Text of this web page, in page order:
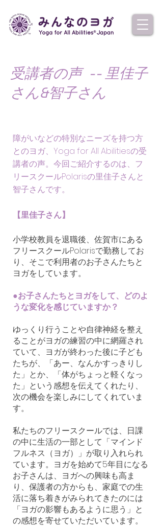
受講者の声 -- 里佳子
さん&智子さん
障がいなどの特別なニーズを持つ方
とのヨガ、Yoga for All Abilitiesの受
講者の声。今回ご紹介するのは、フ
リースクールPolarisの里佳子さんと
智子さんです。
【里佳子さん】
小学校教員を退職後、佐賀市にある
フリースクールPolarisで勤務してお
り、そこで利用者のお子さんたちと
ヨガをしています。
●お子さんたちとヨガをして、どのよ
うな変化を感じていますか？
ゆっくり行うことや自律神経を整え
ることがヨガの練習の中に網羅され
ていて、ヨガが終わった後に子ども
たちが、「あー、なんかすっきりし
た」とか、「体がちょっと軽くなっ
た」という感想を伝えてくれたり、
次の機会を楽しみにしてくれていま
す。
私たちのフリースクールでは、日課
の中に生活の一部として「マインド
フルネス（ヨガ）」が取り入れられ
ています。ヨガを始めて5年目になる
お子さんは、ヨガへの興味も高ま
り、保護者の方からも、家庭での生
活に落ち着きがみられてきたのには
「ヨガの影響もあるように思う」と
の感想を寄せていただいています。